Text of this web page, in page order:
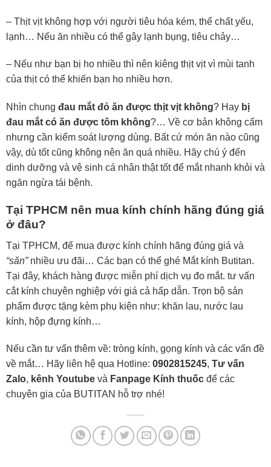
– Thịt vịt không hợp với người tiêu hóa kém, thể chất yếu,
lạnh… Nếu ăn nhiều có thể gây lạnh bụng, tiêu chảy…
– Nếu như bạn bị ho nhiều thì nên kiêng thịt vịt vì mùi tanh
của thịt có thể khiến bạn ho nhiều hơn.
Nhìn chung đau mắt đỏ ăn được thịt vịt không? Hay bị
đau mắt có ăn được tôm không?… Về cơ bản không cấm
nhưng cần kiểm soát lượng dùng. Bất cứ món ăn nào cũng
vậy, dù tốt cũng không nên ăn quá nhiều. Hãy chú ý đến
dinh dưỡng và vệ sinh cá nhân thật tốt để mắt nhanh khỏi và
ngăn ngừa tái bệnh.
Tại TPHCM nên mua kính chính hãng đúng giá
ở đâu?
Tại TPHCM, để mua được kính chính hãng đúng giá và
“săn”nhiều ưu đãi… Các bạn có thể ghé Mắt kính Butitan.
Tại đây, khách hàng được miễn phí dịch vụ đo mắt. tư vấn
cắt kính chuyên nghiệp với giá cả hấp dẫn. Trọn bộ sản
phẩm được tặng kèm phụ kiện như: khăn lau, nước lau
kính, hộp đựng kính…
Nếu cần tư vấn thêm về: tròng kính, gọng kính và các vấn đề
về mắt… Hãy liên hệ qua Hotline: 0902815245, Tư vấn
Zalo, kênh Youtubevà Fanpage Kính thuốcđể các
chuyên gia của BUTITAN hỗ trợ nhé!